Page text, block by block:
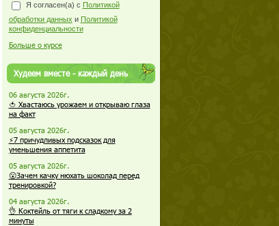
Я согласен(а) с Политикой
обработки данных и Политикой
конфиденциальности
Больше о курсе
Худеем вместе - каждый день
06 августа 2026г.
🍅 Хвастаюсь урожаем и открываю глаза
на факт
05 августа 2026г.
⚡7 причудливых подсказок для
уменьшения аппетита
05 августа 2026г.
😮Зачем качку нюхать шоколад перед
тренировкой?
04 августа 2026г.
👌 Коктейль от тяги к сладкому за 2
минуты